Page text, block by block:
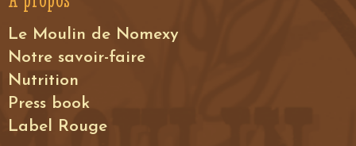
Le Moulin de Nomexy
Notre savoir-faire
Nutrition
Press book
Label Rouge